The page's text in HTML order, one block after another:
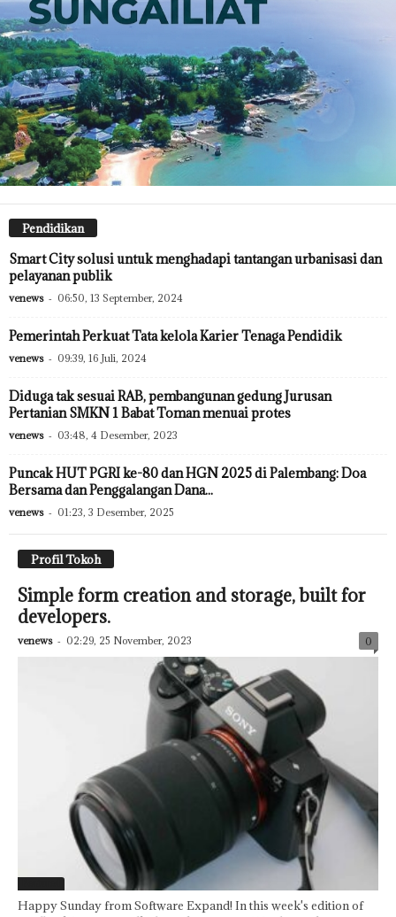
Pendidikan
Smart City solusi untuk menghadapi tantangan urbanisasi dan
pelayanan publik
venews - 06:50, 13 September, 2024
Pemerintah Perkuat Tata kelola Karier Tenaga Pendidik
venews - 09:39, 16 Juli, 2024
Diduga tak sesuai RAB, pembangunan gedung Jurusan
Pertanian SMKN 1 Babat Toman menuai protes
venews - 03:48, 4 Desember, 2023
Puncak HUT PGRI ke-80 dan HGN 2025 di Palembang: Doa
Bersama dan Penggalangan Dana...
venews - 01:23, 3 Desember, 2025
Profil Tokoh
Simple form creation and storage, built for
developers.
venews - 02:29, 25 November, 2023 0
Happy Sunday from Software Expand! In this week's edition of